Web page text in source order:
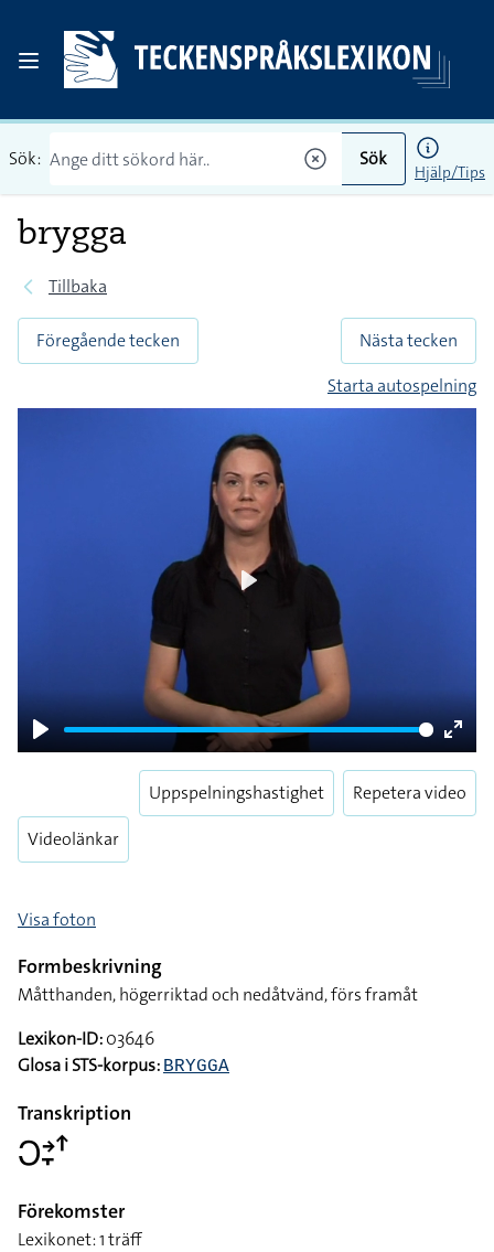
Sök: Sök
Hjälp/Tips
brygga
Tillbaka
Föregående tecken
Nästa tecken
Starta autospelning
Play
Enter
Videolänkar
Uppspelningshastighet Repetera video
Visa foton
Formbeskrivning
Måtthanden, högerriktad och nedåtvänd, förs framåt
Lexikon-ID:03646
Glosa i STS-korpus: BRYGGA
Transkription
􌥋􌥔􌥙􌦃
Förekomster
Lexikonet: 1 träff